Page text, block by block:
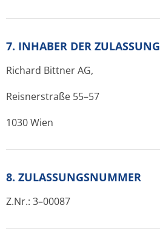
7. INHABER DER ZULASSUNG
Richard Bittner AG,
Reisnerstraße 55–57
1030 Wien
8. ZULASSUNGSNUMMER
Z.Nr.: 3–00087